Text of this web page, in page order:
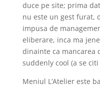
duce pe site; prima
nu este un gest furat,
impusa de
eliberare, inca ma
dinainte ca mancarea
suddenly cool (a se
Meniul L’Atelier este